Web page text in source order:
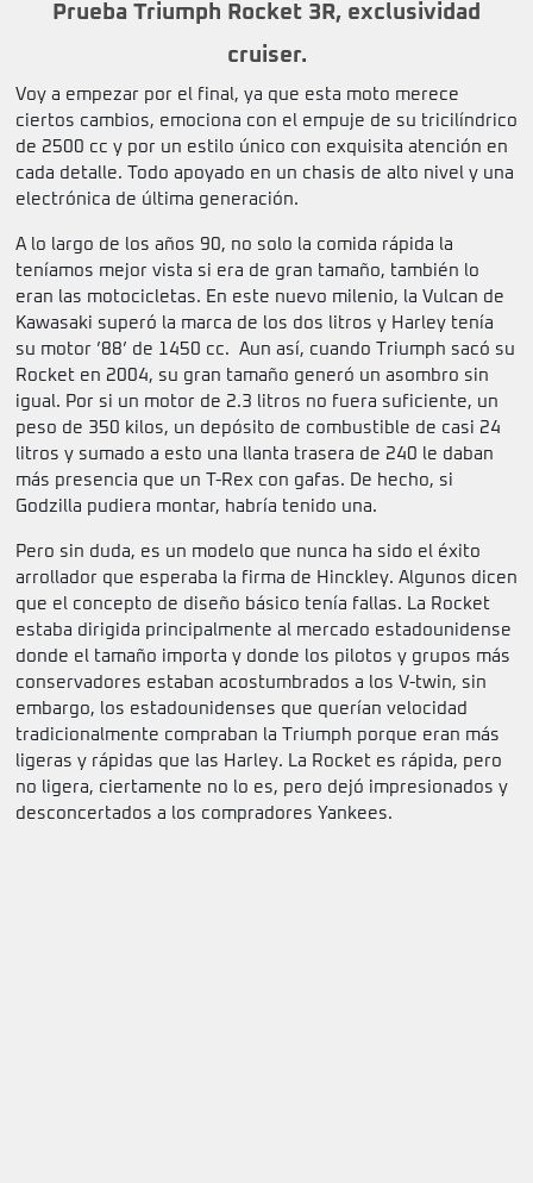
Prueba Triumph Rocket 3R, exclusividad
cruiser.
Voy a empezar por el final, ya que esta moto merece
ciertos cambios, emociona con el empuje de su tricilíndrico
de 2500 cc y por un estilo único con exquisita atención en
cada detalle. Todo apoyado en un chasis de alto nivel y una
electrónica de última generación.
A lo largo de los años 90, no solo la comida rápida la
teníamos mejor vista si era de gran tamaño, también lo
eran las motocicletas. En este nuevo milenio, la Vulcan de
Kawasaki superó la marca de los dos litros y Harley tenía
su motor ’88’ de 1450 cc. Aun así, cuando Triumph sacó su
Rocket en 2004, su gran tamaño generó un asombro sin
igual. Por si un motor de 2.3 litros no fuera suficiente, un
peso de 350 kilos, un depósito de combustible de casi 24
litros y sumado a esto una llanta trasera de 240 le daban
más presencia que un T-Rex con gafas. De hecho, si
Godzilla pudiera montar, habría tenido una.
Pero sin duda, es un modelo que nunca ha sido el éxito
arrollador que esperaba la firma de Hinckley. Algunos dicen
que el concepto de diseño básico tenía fallas. La Rocket
estaba dirigida principalmente al mercado estadounidense
donde el tamaño importa y donde los pilotos y grupos más
conservadores estaban acostumbrados a los V-twin, sin
embargo, los estadounidenses que querían velocidad
tradicionalmente compraban la Triumph porque eran más
ligeras y rápidas que las Harley. La Rocket es rápida, pero
no ligera, ciertamente no lo es, pero dejó impresionados y
desconcertados a los compradores Yankees.